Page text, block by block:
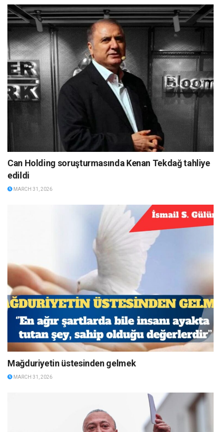
Can Holding soruşturmasında Kenan Tekdağ tahliye
edildi
MARCH 31, 2026
Mağduriyetin üstesinden gelmek
MARCH 31, 2026